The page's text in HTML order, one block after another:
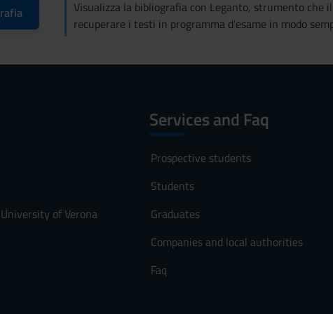
Visualizza la bibliografia con Leganto, strumento che
recuperare i testi in programma d'esame in modo
of Verona
Services and Faq
Prospective students
Students
Graduates
Companies and local authorities
Faq